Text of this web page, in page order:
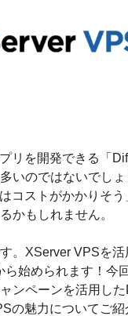
リを開発できる「
いのではないでし
コストがかかりそ
かもしれません。
。XServer VPSを活
ら始められます！今
ンペーンを活用し
の魅力についてご紹